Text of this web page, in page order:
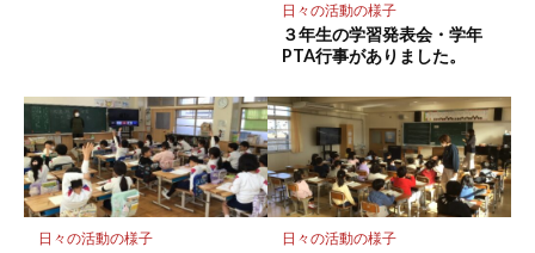
日々の活動の様子
３年生の学習発表会・学年
PTA行事がありました。
日々の活動の様子 日々の活動の様子